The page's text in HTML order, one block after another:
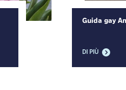
Guida gay
DI PIÙ